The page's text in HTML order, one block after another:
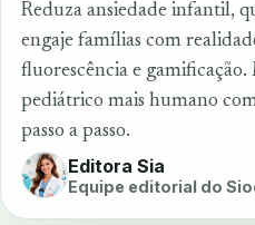
Reduza ansiedade infantil,
engaje famílias com
fluorescência e
pediátrico mais humano
passo a passo.
Editora Sia
Equipe editorial do